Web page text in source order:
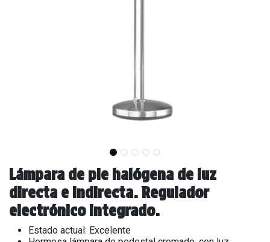
Lámpara de pie halógena de luz
directa e indirecta. Regulador
electrónico integrado.
Estado actual: Excelente